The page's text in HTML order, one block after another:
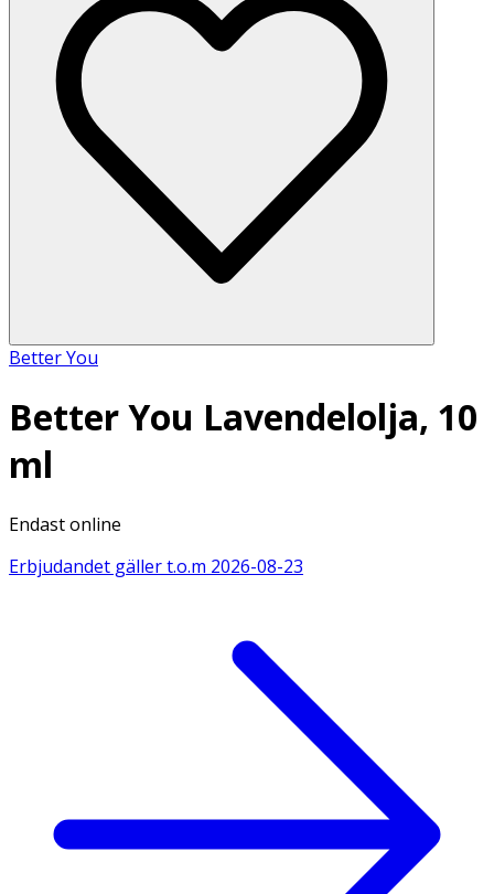
Better You
Better You Lavendelolja, 10
ml
Endast online
Erbjudandet gäller t.o.m 2026-08-23